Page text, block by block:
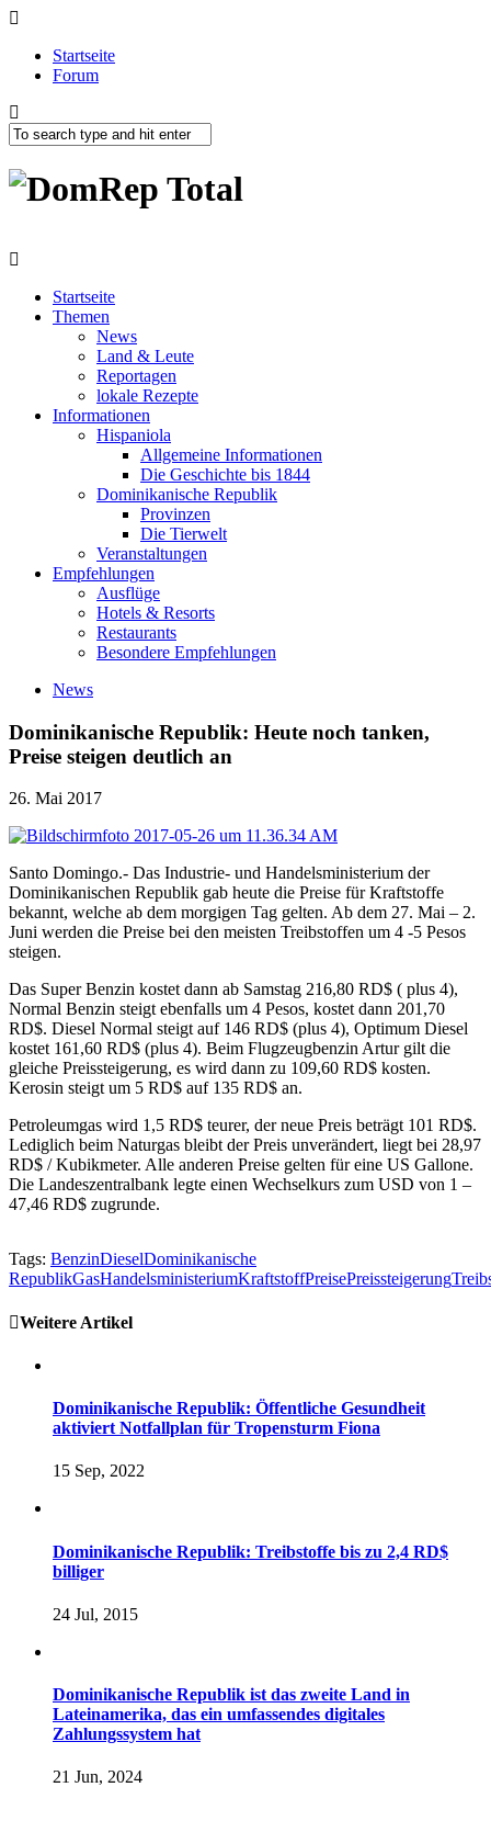
Startseite
Forum
Startseite
Themen
News
Land & Leute
Reportagen
lokale Rezepte
Informationen
Hispaniola
Allgemeine Informationen
Die Geschichte bis 1844
Dominikanische Republik
Provinzen
Die Tierwelt
Veranstaltungen
Empfehlungen
Ausflüge
Hotels & Resorts
Restaurants
Besondere Empfehlungen
News
Dominikanische Republik: Heute noch tanken,
Preise steigen deutlich an
26. Mai 2017
Santo Domingo.- Das Industrie- und Handelsministerium der
Dominikanischen Republik gab heute die Preise für Kraftstoffe
bekannt, welche ab dem morgigen Tag gelten. Ab dem 27. Mai – 2.
Juni werden die Preise bei den meisten Treibstoffen um 4 -5 Pesos
steigen.
Das Super Benzin kostet dann ab Samstag 216,80 RD$ ( plus 4),
Normal Benzin steigt ebenfalls um 4 Pesos, kostet dann 201,70
RD$. Diesel Normal steigt auf 146 RD$ (plus 4), Optimum Diesel
kostet 161,60 RD$ (plus 4). Beim Flugzeugbenzin Artur gilt die
gleiche Preissteigerung, es wird dann zu 109,60 RD$ kosten.
Kerosin steigt um 5 RD$ auf 135 RD$ an.
Petroleumgas wird 1,5 RD$ teurer, der neue Preis beträgt 101 RD$.
Lediglich beim Naturgas bleibt der Preis unverändert, liegt bei 28,97
RD$ / Kubikmeter. Alle anderen Preise gelten für eine US Gallone.
Die Landeszentralbank legte einen Wechselkurs zum USD von 1 –
47,46 RD$ zugrunde.
Tags: BenzinDieselDominikanische
RepublikGasHandelsministeriumKraftstoffPreisePreissteigerung
Weitere Artikel
Dominikanische Republik: Öffentliche Gesundheit
aktiviert Notfallplan für Tropensturm Fiona
15 Sep, 2022
Dominikanische Republik: Treibstoffe bis zu 2,4 RD$
billiger
24 Jul, 2015
Dominikanische Republik ist das zweite Land in
Lateinamerika, das ein umfassendes digitales
Zahlungssystem hat
21 Jun, 2024